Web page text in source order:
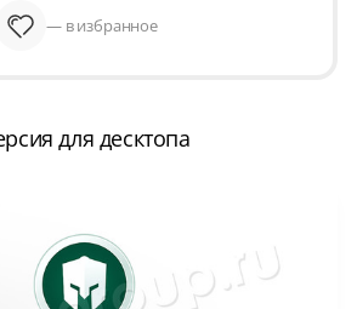
— в избранное
для десктопа